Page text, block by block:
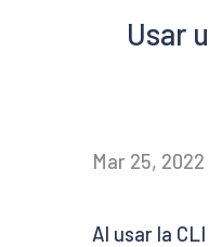
Usar
Mar 25, 2022
Al usar la CLI